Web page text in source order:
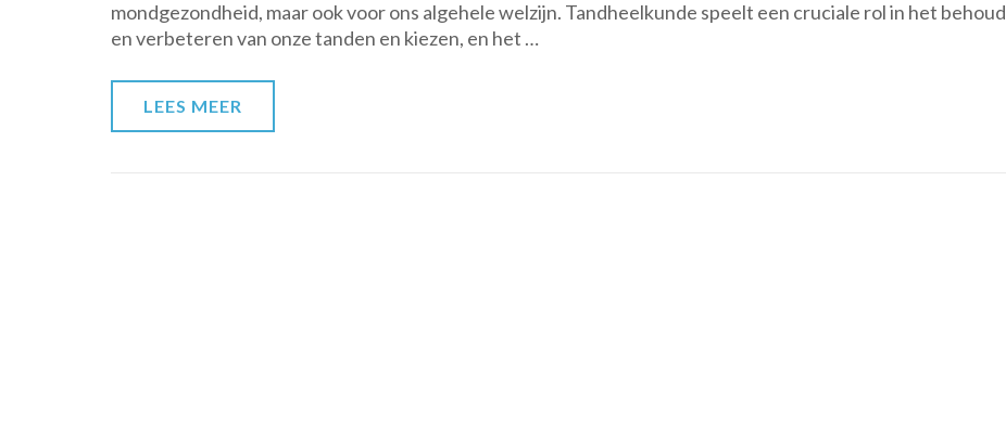
Sleutel
mondgezondheid, maar ook voor ons algehele welzijn. Tandheelkunde speelt een cruciale rol in het behoud
en verbeteren van onze tanden en kiezen, en het …
LEES MEER